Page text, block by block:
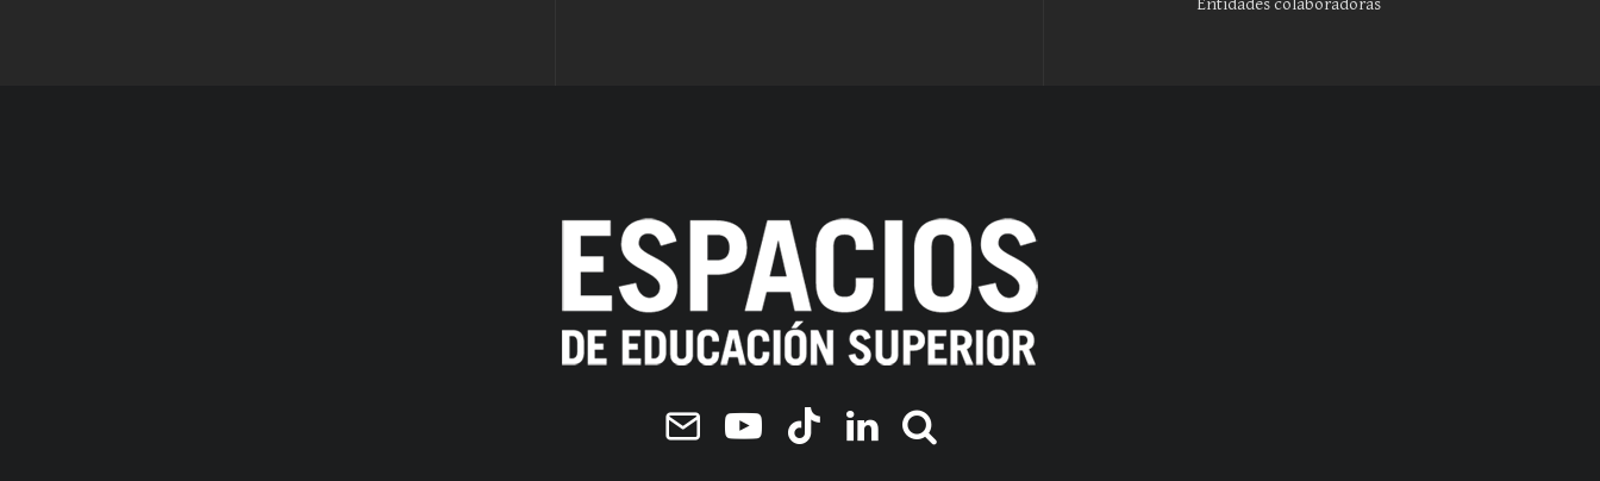
Entidades colaboradoras